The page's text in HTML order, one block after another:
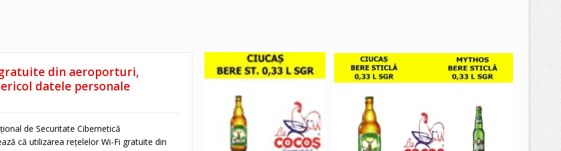
gratuite din aeroporturi,
datele personale
de Securitate Cibernetică
că utilizarea rețelelor Wi-Fi gratuite din